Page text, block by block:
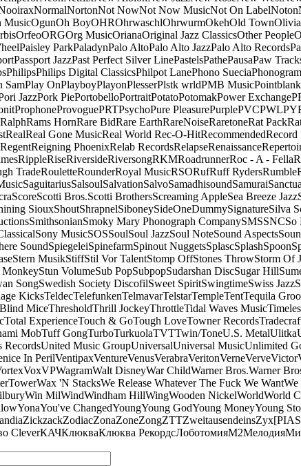
NormalNortonNot NowNot Now MusicNot On LabelNoton
MusicOgunOh BoyOHROhrwaschlOhrwurmOkehOld TownOlivia
OrfeoORGOrg MusicOrianaOriginal Jazz ClassicsOther People
Paisley ParkPaladynPalo AltoPalo Alto JazzPalo Alto Records
Passport JazzPast Perfect Silver LinePastelsPathePausaPaw
PhilipsPhilips Digital ClassicsPhilpot LanePhono SueciaPhonogram
SamPlay OnPlayboyPlayonPlesserPlstk wrldPMB MusicPointblank
JazzPork PiePortobelloPortraitPotatoPotomakPower Exchange
ProphoneProvoguePRTPsychoPure PleasurePurplePVCPWL
RalphRams HornRare BidRare EarthRareNoiseRaretoneRat Pack
RealReal Gone MusicReal World Rec-O-HitRecommendedRecord
RegentReigning PhoenixRelab RecordsRelapseRenaissance
RippleRiseRiversideRiversongRKMRoadrunnerRoc - A - Fella
TradeRouletteRounderRoyal MusicRSORufRuff RydersRumble
SaguitariusSalsoulSalvationSalvoSamadhisoundSamurai
ScoreScotti Bros.Scotti BrothersScreaming AppleSea Breeze Jazz
SiouxShoutShrapnelSiboneySideOneDummySignatureSilva
SmithsonianSmoky Mary Phonograph CompanySMSSNCSo
Sony MusicSOSSoulSoul JazzSoul NoteSound Aspects
SoundSpiegeleiSpinefarmSpinout NuggetsSplascSplashSpoon
Stern MusikStiffStil Vor TalentStomp OffStones ThrowStorm Of
MonkeyStun VolumeSub PopSubpopSudarshan DiscSugar Hill
SongSwedish Society DiscofilSweet SpiritSwingtimeSwiss Jazz
KicksTeldecTelefunkenTelmavarTelstarTempleTentTequila
MiceThresholdThrill JockeyThrottleTidal Waves Music
Total ExperienceTouch & GoTough LoveTowner Records
MobTuff GongTurboTurkuolaTVTTwin/ToneU.S. MetalUlitka
RecordsUnited Music GroupUniversalUniversal MusicUnlimited
In PerilVentipaxVentureVenusVerabraVeritonVerneVerveVictor
VoxVPWagramWalt DisneyWar ChildWarner Bros.Warner
Wax 'N StacksWe Release Whatever The Fuck We WantWe
Win MilWindWindham HillWingWooden NickelWorldWorld
YonaYou've ChangedYoungYoung GodYoung MoneyYoung
ZickzackZodiacZonaZoneZongZTTZweitausendeinsZyx
CleverКАЧКлюкваКлюква РекордсЛоботомияМ2Мелодия